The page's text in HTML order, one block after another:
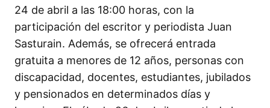
24 de abril a las 18:00 horas, con la
participación del escritor y periodista Juan
Sasturain. Además, se ofrecerá entrada
gratuita a menores de 12 años, personas con
discapacidad, docentes, estudiantes, jubilados
y pensionados en determinados días y